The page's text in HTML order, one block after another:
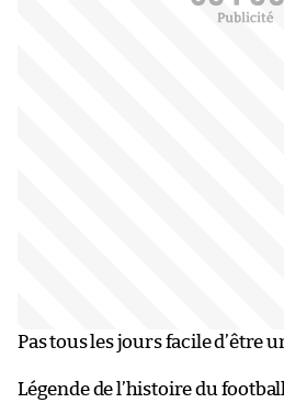
Pas tous les jours facile d’être
Légende de l’histoire du